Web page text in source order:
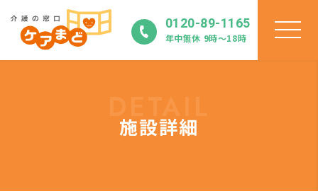
0120-89-1165
年中無休 9時〜18時
施設詳細